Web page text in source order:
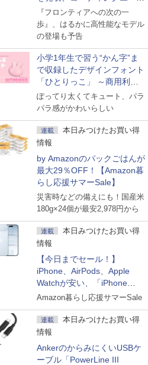
ェント「Muse Code」も
『フロンティアへの次の一
歩』、はるかに高性能なモデル
の登場も予告
小学1年生で習う“かん字”ま
で収録したデザインフォント
「ひとりっこ」 ～商用利用
OK
ぽってり太くてキュート、パラ
パラ感がかわいらしい
連載
本日みつけたお買い得
情報
by Amazonのパックごはんが
最大29％OFF！【Amazon暮
らし応援サマーSale】
災害時などの備えにも！国産米
180g×24個が最安2,978円から
連載
本日みつけたお買い得
情報
【今日までセール！】
iPhone、AirPods、Apple
Watchが安い、「iPhone
Air」256GB版が139,800円な
Amazon暮らし応援サマーSale
連載
本日みつけたお買い得
情報
AnkerのからみにくいUSBケ
ーブル「PowerLine III